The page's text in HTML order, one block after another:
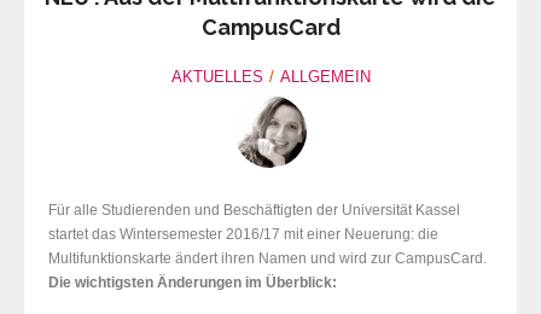
CampusCard
AKTUELLES ALLGEMEIN
Für alle Studierenden und Beschäftigten der Universität Kassel
startet das Wintersemester 2016/17 mit einer Neuerung: die
Multifunktionskarte ändert ihren Namen und wird zur CampusCard.
Die wichtigsten Änderungen im Überblick: